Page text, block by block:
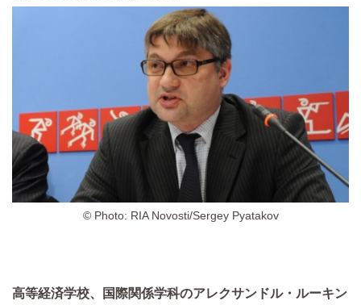
© Photo: RIA Novosti/Sergey Pyatakov
高等経済学校、国際関係学科のアレクサンドル・ルーキン